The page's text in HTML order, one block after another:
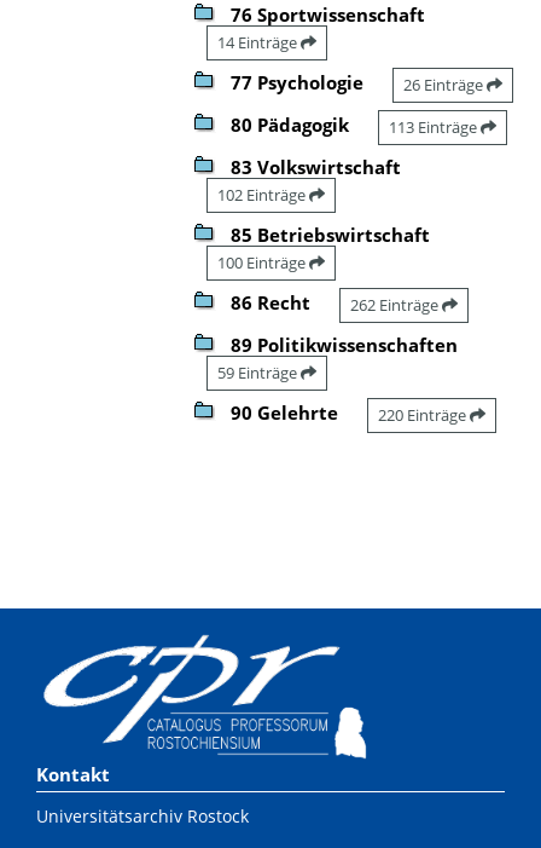
76 Sportwissenschaft
14 Einträge
77 Psychologie 26 Einträge
80 Pädagogik 113 Einträge
83 Volkswirtschaft
102 Einträge
85 Betriebswirtschaft
100 Einträge
86 Recht 262 Einträge
89 Politikwissenschaften
59 Einträge
90 Gelehrte 220 Einträge
Kontakt
Universitätsarchiv Rostock